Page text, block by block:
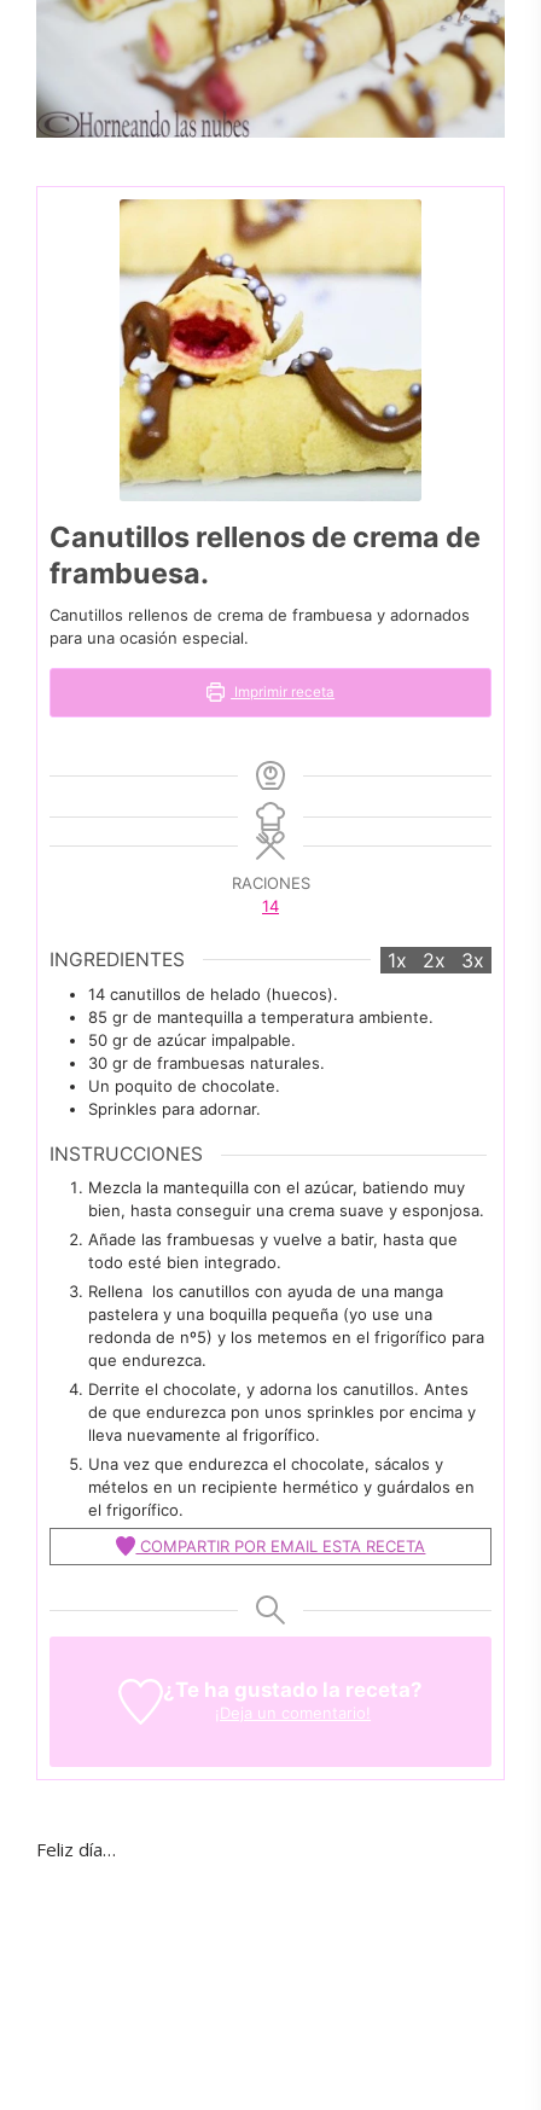
Canutillos rellenos de crema de
frambuesa.
Canutillos rellenos de crema de frambuesa y adornados
para una ocasión especial.
Imprimir receta
RACIONES
14
INGREDIENTES 1x 2x 3x
14 canutillos de helado (huecos).
85 gr de mantequilla a temperatura ambiente.
50 gr de azúcar impalpable.
30 gr de frambuesas naturales.
Un poquito de chocolate.
Sprinkles para adornar.
INSTRUCCIONES
Mezcla la mantequilla con el azúcar, batiendo muy
bien, hasta conseguir una crema suave y esponjosa.
Añade las frambuesas y vuelve a batir, hasta que
todo esté bien integrado.
Rellena los canutillos con ayuda de una manga
pastelera y una boquilla pequeña (yo use una
redonda de nº5) y los metemos en el frigorífico para
que endurezca.
Derrite el chocolate, y adorna los canutillos. Antes
de que endurezca pon unos sprinkles por encima y
lleva nuevamente al frigorífico.
Una vez que endurezca el chocolate, sácalos y
mételos en un recipiente hermético y guárdalos en
el frigorífico.
COMPARTIR POR EMAIL ESTA RECETA
¿Te ha gustado la receta?
¡Deja un comentario!
Feliz día…